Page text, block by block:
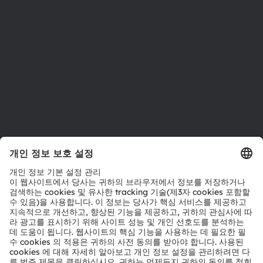
문의
파트너 네트워크
내부 고발